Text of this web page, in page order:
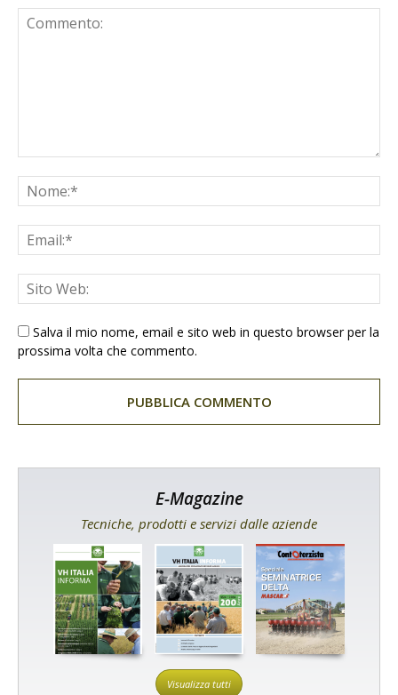
Salva il mio nome, email e sito web in questo browser per la
prossima volta che commento.
E-Magazine
Tecniche, prodotti e servizi dalle aziende
Visualizza tutti